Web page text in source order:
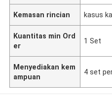
Kemasan rincian kasus
Kuantitas min Ord
er
1 Set
Menyediakan kem
ampuan
4 set